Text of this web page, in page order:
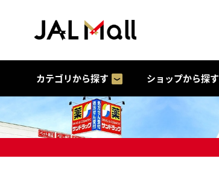
カテゴリから探す ショップから探す